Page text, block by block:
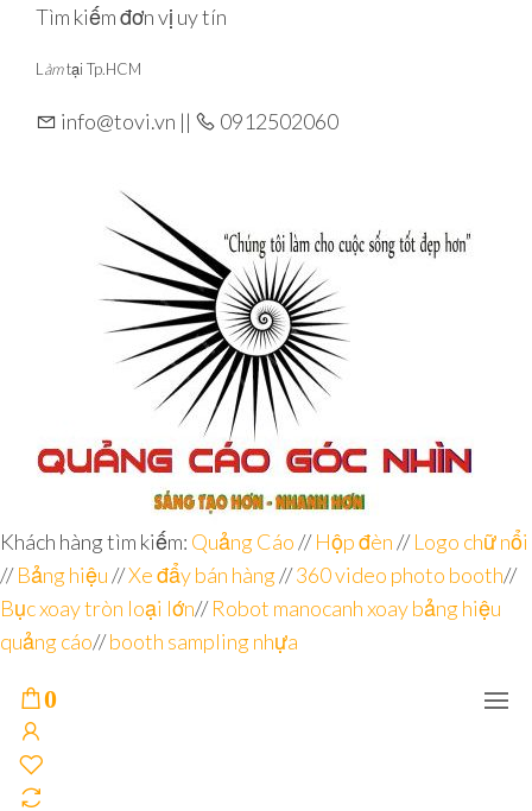
Skip
content
Tìm kiếm đơn vị uy tín
L àmtại Tp.HCM
info@tovi.vn || 0912502060
Đơn vị
chuyên
sâu – 8
năm
kinh
nghiệm
Góc
Nhìn
Agency –
nhà sản
xuất
POSM,
Quầy
Sampling,
Booth
trưng
bày, tủ
trưng
bày… tại
Tp.Hồ
Khách hàng tìm kiếm: Quảng Cáo//Hộp đèn//Logo chữ nổi
//Bảng hiệu//Xe đẩy bán hàng//360 video photo booth//
Bục xoay tròn loại lớn//Robot manocanh xoay bảng hiệu
quảng cáo//booth sampling nhựa
0